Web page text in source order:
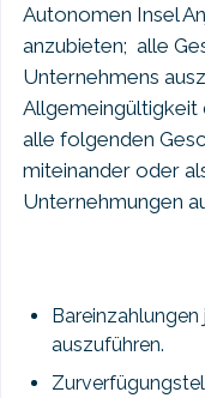
Autonomen Insel
anzubieten; alle
Unternehmens
Allgemeingültigkeit
alle folgenden
miteinander oder
Unternehmungen
auszuführen.